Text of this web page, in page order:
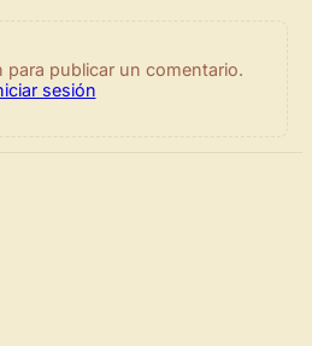
para publicar un comentario.
sesión